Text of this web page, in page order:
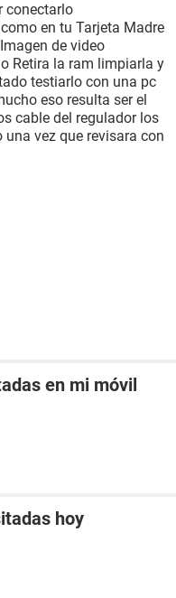
conectarlo
en tu Tarjeta Madre
de video
Retira la ram limpiarla y
testiarlo con una pc
eso resulta ser el
cable del regulador los
vez que revisara con
en mi móvil
hoy